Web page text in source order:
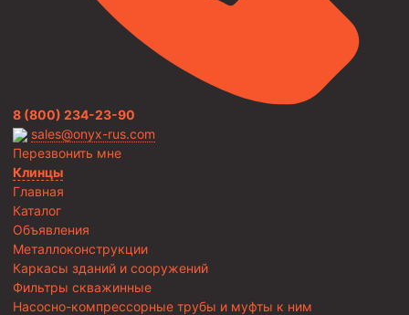
8 (800) 234-23-90
sales@onyx-rus.com
Перезвонить мне
Клинцы
Главная
Каталог
Объявления
Металлоконструкции
Каркасы зданий и сооружений
Фильтры скважинные
Насосно-компрессорные трубы и муфты к ним